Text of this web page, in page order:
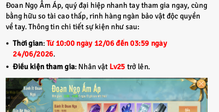
Đoan Ngọ Ấm Áp, quý đại hiệp nhanh tay tham gia ngay, cùng
bằng hữu so tài cao thấp, rinh hàng ngàn bảo vật độc quyền
về tay. Thông tin chi tiết sự kiện như sau:
Thời gian:Từ 10:00 ngày 12/06 đến 03:59 ngày
24/06/2026.
Điều kiện tham gia: Nhân vật Lv25 trở lên.